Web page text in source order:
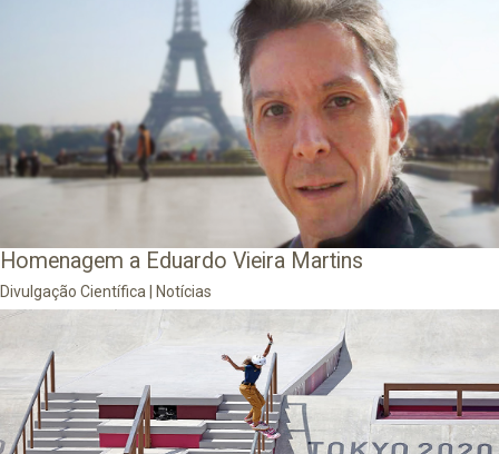
Homenagem a Eduardo Vieira Martins
Divulgação Científica Notícias